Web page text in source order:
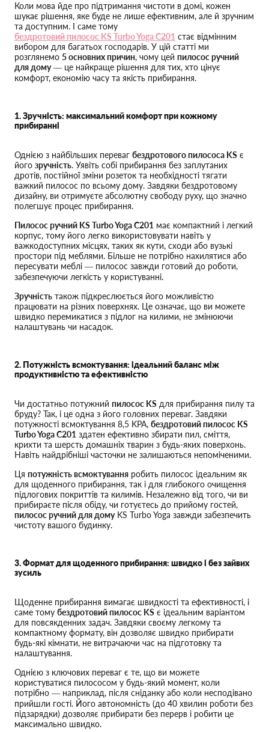
Коли мова йде про підтримання чистоти в домі, кожен
шукає рішення, яке буде не лише ефективним, але й зручним
та доступним. І саме тому
бездротовий пилосос KS Turbo Yoga C201 стає відмінним
вибором для багатьох господарів. У цій статті ми
розглянемо 5 основних причин, чому цей пилосос ручний
для дому— це найкраще рішення для тих, хто цінує
комфорт, економію часу та якість прибирання.
1. Зручність: максимальний комфорт при кожному
прибиранні
Однією з найбільших переваг бездротового пилососа KS є
його зручність. Уявіть собі прибирання без заплутаних
дротів, постійної зміни розеток та необхідності тягати
важкий пилосос по всьому дому. Завдяки бездротовому
дизайну, ви отримуєте абсолютну свободу руху, що значно
полегшує процес прибирання.
Пилосос ручний KS Turbo Yoga C201 має компактний і легкий
корпус, тому його легко використовувати навіть у
важкодоступних місцях, таких як кути, сходи або вузькі
простори під меблями. Більше не потрібно нахилятися або
пересувати меблі — пилосос завжди готовий до роботи,
забезпечуючи легкість у користуванні.
Зручність також підкреслюється його можливістю
працювати на різних поверхнях. Це означає, що ви можете
швидко перемикатися з підлог на килими, не змінюючи
налаштувань чи насадок.
2. Потужність всмоктування: ідеальний баланс між
продуктивністю та ефективністю
Чи достатньо потужний пилосос KS для прибирання пилу та
бруду? Так, і це одна з його головних переваг. Завдяки
потужності всмоктування 8,5 KPA, бездротовий пилосос KS
Turbo Yoga C201 здатен ефективно збирати пил, сміття,
крихти та шерсть домашніх тварин з будь-яких поверхонь.
Навіть найдрібніші часточки не залишаються непоміченими.
Ця потужність всмоктування робить пилосос ідеальним як
для щоденного прибирання, так і для глибокого очищення
підлогових покриттів та килимів. Незалежно від того, чи ви
прибираєте після обіду, чи готуєтесь до прийому гостей,
пилосос ручний для домуKS Turbo Yoga завжди забезпечить
чистоту вашого будинку.
3. Формат для щоденного прибирання: швидко і без зайвих
зусиль
Щоденне прибирання вимагає швидкості та ефективності, і
саме тому бездротовий пилосос KS є ідеальним варіантом
для повсякденних задач. Завдяки своєму легкому та
компактному формату, він дозволяє швидко прибирати
будь-які кімнати, не витрачаючи час на підготовку та
налаштування.
Однією з ключових переваг є те, що ви можете
користуватися пилососом у будь-який момент, коли
потрібно — наприклад, після сніданку або коли несподівано
прийшли гості. Його автономність (до 40 хвилин роботи без
підзарядки) дозволяє прибирати без перерв і робити це
максимально швидко.